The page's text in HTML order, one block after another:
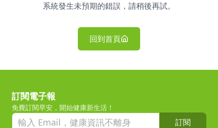
系統發生未預期的錯誤，請稍後再試。
回到首頁
訂閱電子報
免費訂閱早安，開始健康新生活！
訂閱